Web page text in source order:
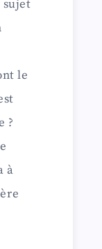
sujet
le
?
à